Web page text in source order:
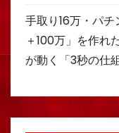
手取り16万・パ
＋100万」を作れ
が動く「3秒の仕